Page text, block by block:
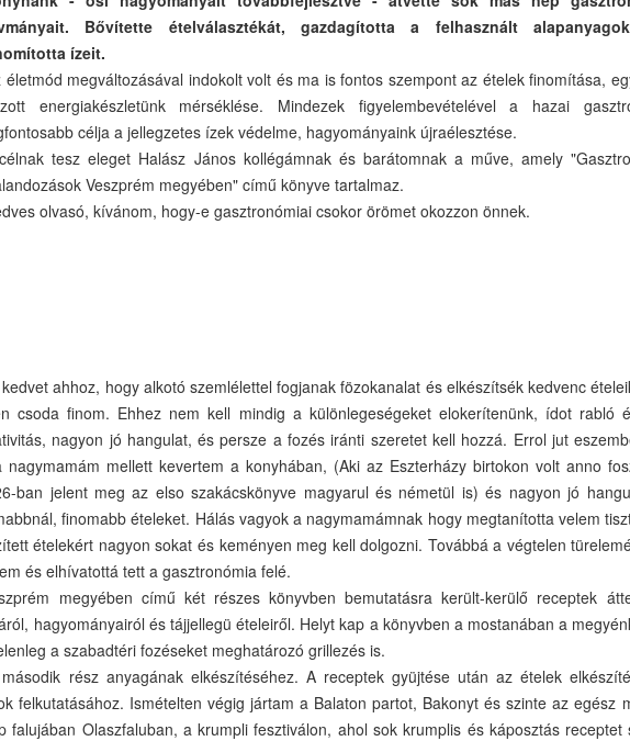
Bővítette ételválasztékát, gazdagította a felhasznált
ízeit.
életmód megváltozásával indokolt volt és ma is fontos szempont az ételek finomítása,
energiakészletünk mérséklése. Mindezek figyelembevételével a hazai
célja a jellegzetes ízek védelme, hagyományaink újraélesztése.
tesz eleget Halász János kollégámnak és barátomnak a műve, amely
Veszprém megyében" című könyve tartalmaz.
olvasó, kívánom, hogy-e gasztronómiai csokor örömet okozzon önnek.
ahhoz, hogy alkotó szemlélettel fogjanak fözokanalat és elkészítsék kedvenc
csoda finom. Ehhez nem kell mindig a különlegeségeket elokerítenünk, ídot rabló
nagyon jó hangulat, és persze a fozés iránti szeretet kell hozzá. Errol jut
mellett kevertem a konyhában, (Aki az Eszterházy birtokon volt anno
ban jelent meg az elso szakácskönyve magyarul és németül is) és nagyon jó
finomabb ételeket. Hálás vagyok a nagymamámnak hogy megtanította velem
ételekért nagyon sokat és keményen meg kell dolgozni. Továbbá a végtelen
és elhívatottá tett a gasztronómia felé.
megyében című két részes könyvben bemutatásra került-kerülő receptek
hagyományairól és tájjellegü ételeiről. Helyt kap a könyvben a mostanában a
a szabadtéri fozéseket meghatározó grillezés is.
rész anyagának elkészítéséhez. A receptek gyüjtése után az ételek
felkutatásához. Ismételten végig jártam a Balaton partot, Bakonyt és szinte az egész
falujában Olaszfaluban, a krumpli fesztiválon, ahol sok krumplis és káposztás receptet